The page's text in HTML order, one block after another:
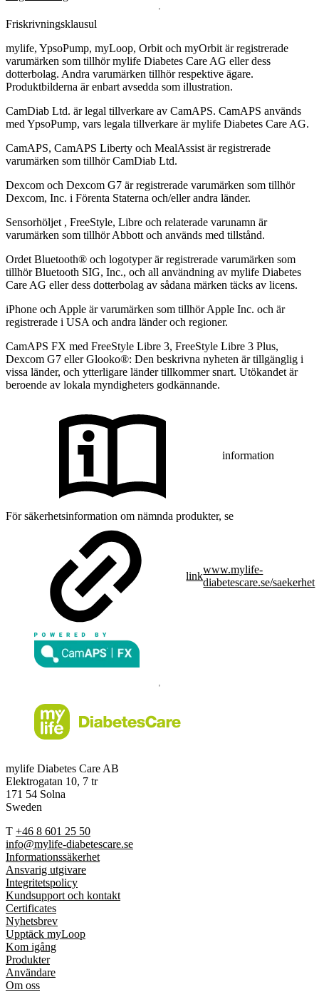
Friskrivningsklausul
mylife, YpsoPump, myLoop, Orbit och myOrbit är registrerade
varumärken som tillhör mylife Diabetes Care AG eller dess
dotterbolag. Andra varumärken tillhör respektive ägare.
Produktbilderna är enbart avsedda som illustration.
CamDiab Ltd. är legal tillverkare av CamAPS. CamAPS används
med YpsoPump, vars legala tillverkare är mylife Diabetes Care AG.
CamAPS, CamAPS Liberty och MealAssist är registrerade
varumärken som tillhör CamDiab Ltd.
Dexcom och Dexcom G7 är registrerade varumärken som tillhör
Dexcom, Inc. i Förenta Staterna och/eller andra länder.
Sensorhöljet , FreeStyle, Libre och relaterade varunamn är
varumärken som tillhör Abbott och används med tillstånd.
Ordet Bluetooth® och logotyper är registrerade varumärken som
tillhör Bluetooth SIG, Inc., och all användning av mylife Diabetes
Care AG eller dess dotterbolag av sådana märken täcks av licens.
iPhone och Apple är varumärken som tillhör Apple Inc. och är
registrerade i USA och andra länder och regioner.
CamAPS FX med FreeStyle Libre 3, FreeStyle Libre 3 Plus,
Dexcom G7 eller Glooko®: Den beskrivna nyheten är tillgänglig i
vissa länder, och ytterligare länder tillkommer snart. Utökandet är
beroende av lokala myndigheters godkännande.
information
För säkerhetsinformation om nämnda produkter, se
link
www.mylife-
diabetescare.se/saekerhet
mylife Diabetes Care AB
Elektrogatan 10, 7 tr
171 54 Solna
Sweden
T +46 8 601 25 50
info@mylife-diabetescare.se
Informationssäkerhet
Ansvarig utgivare
Integritetspolicy
Kundsupport och kontakt
Certificates
Nyhetsbrev
Upptäck myLoop
Kom igång
Produkter
Användare
Om oss